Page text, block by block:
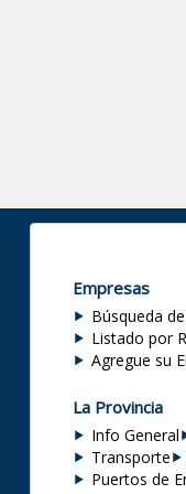
Empresas
Búsqueda
Listado por
Agregue su
La Provincia
Info General
Transporte
Puertos de